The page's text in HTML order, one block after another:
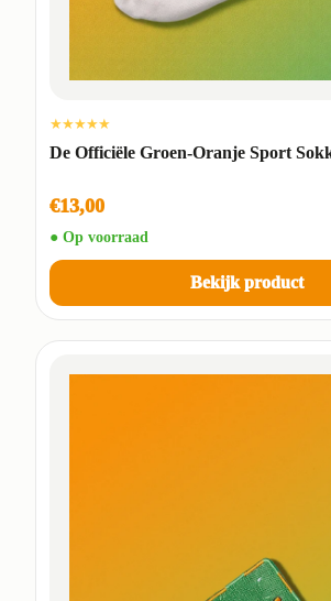
★★★★★
De Officiële Groen-Oranje Sport
€13,00
● Op voorraad
Bekijk product